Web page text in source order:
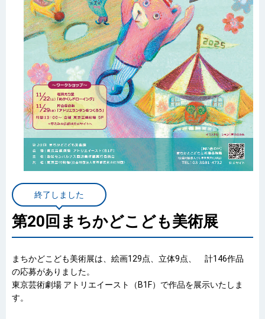
終了しました
第20回まちかどこども美術展
まちかどこども美術展は、絵画129点、立体9点、 計146作品
の応募がありました。
東京芸術劇場 アトリエイースト（B1F）で作品を展示いたしま
す。